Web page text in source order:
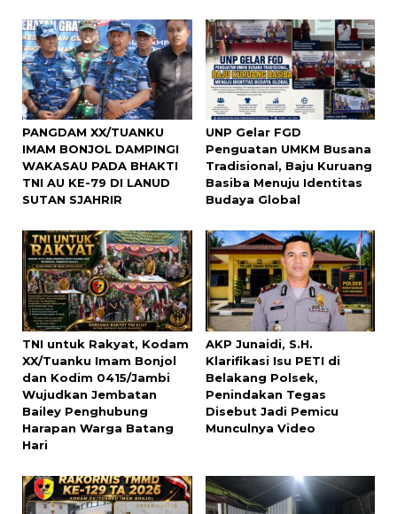
PANGDAM XX/TUANKU
IMAM BONJOL DAMPINGI
WAKASAU PADA BHAKTI
TNI AU KE-79 DI LANUD
SUTAN SJAHRIR
UNP Gelar FGD
Penguatan UMKM Busana
Tradisional, Baju Kuruang
Basiba Menuju Identitas
Budaya Global
TNI untuk Rakyat, Kodam
XX/Tuanku Imam Bonjol
dan Kodim 0415/Jambi
Wujudkan Jembatan
Bailey Penghubung
Harapan Warga Batang
Hari
AKP Junaidi, S.H.
Klarifikasi Isu PETI di
Belakang Polsek,
Penindakan Tegas
Disebut Jadi Pemicu
Munculnya Video